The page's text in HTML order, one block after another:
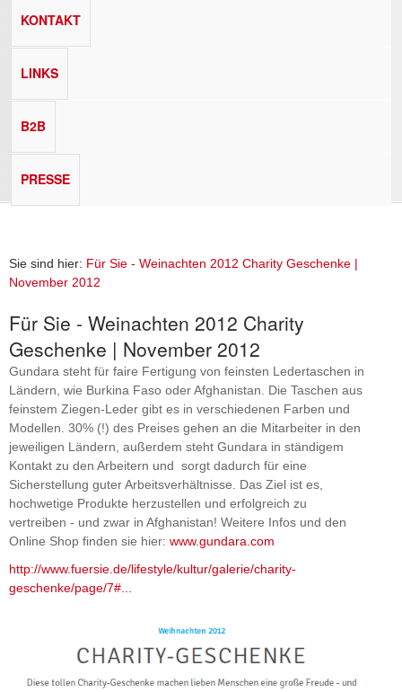
KONTAKT
LINKS
B2B
PRESSE
Sie sind hier: Für Sie - Weinachten 2012 Charity Geschenke |
November 2012
Für Sie - Weinachten 2012 Charity
Geschenke | November 2012
Gundara steht für faire Fertigung von feinsten Ledertaschen in
Ländern, wie Burkina Faso oder Afghanistan. Die Taschen aus
feinstem Ziegen-Leder gibt es in verschiedenen Farben und
Modellen. 30% (!) des Preises gehen an die Mitarbeiter in den
jeweiligen Ländern, außerdem steht Gundara in ständigem
Kontakt zu den Arbeitern und sorgt dadurch für eine
Sicherstellung guter Arbeitsverhältnisse. Das Ziel ist es,
hochwetige Produkte herzustellen und erfolgreich zu
vertreiben - und zwar in Afghanistan! Weitere Infos und den
Online Shop finden sie hier: www.gundara.com
http://www.fuersie.de/lifestyle/kultur/galerie/charity-
geschenke/page/7#...